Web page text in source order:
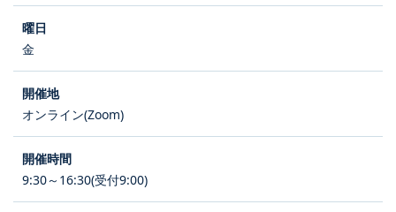
金
オンライン(Zoom)
9:30～16:30(受付9:00)